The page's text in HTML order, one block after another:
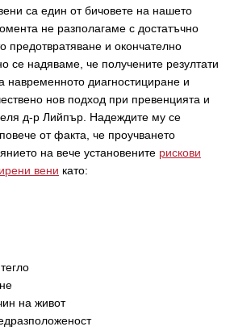
са един от бичовете на нашето
не разполагаме с достатъчно
предотвратяване и окончателно
се надяваме, че получените резултати
навременното диагностициране и
нов подход при превенцията и
д-р Лийпър. Надеждите му се
от факта, че проучването
на вече установените рискови
вени като:
на живот